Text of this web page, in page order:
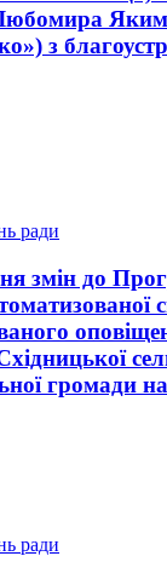
з
ради
змін до
громади
ради